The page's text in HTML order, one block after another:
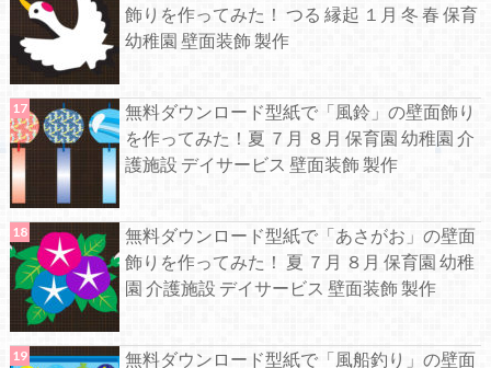
飾りを作ってみた！ つる 縁起 １月 冬 春 保育
幼稚園 壁面装飾 製作
無料ダウンロード型紙で「風鈴」の壁面飾り
を作ってみた！夏 ７月 ８月 保育園 幼稚園 介
護施設 デイサービス 壁面装飾 製作
無料ダウンロード型紙で「あさがお」の壁面
飾りを作ってみた！ 夏 ７月 ８月 保育園 幼稚
園 介護施設 デイサービス 壁面装飾 製作
無料ダウンロード型紙で「風船釣り」の壁面